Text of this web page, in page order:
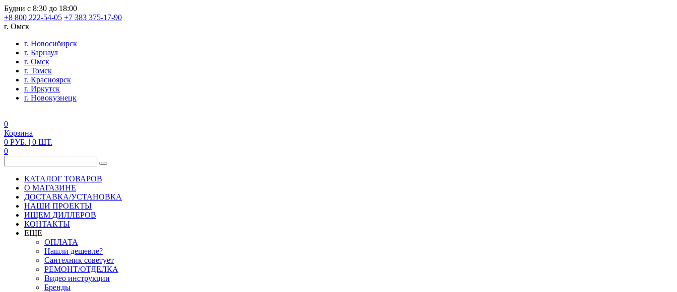
Будни с 8:30 до 18:00
+8 800 222-54-05 +7 383 375-17-90
г. Омск
г. Новосибирск
г. Барнаул
г. Омск
г. Томск
г. Красноярск
г. Иркутск
г. Новокузнецк
0
Корзина
0 РУБ. | 0 ШТ.
0
КАТАЛОГ ТОВАРОВ
О МАГАЗИНЕ
ДОСТАВКА/УСТАНОВКА
НАШИ ПРОЕКТЫ
ИЩЕМ ДИЛЛЕРОВ
КОНТАКТЫ
ЕЩЕ
ОПЛАТА
Нашли дешевле?
Сантехник советует
РЕМОНТ/ОТДЕЛКА
Видео инструкции
Бренды